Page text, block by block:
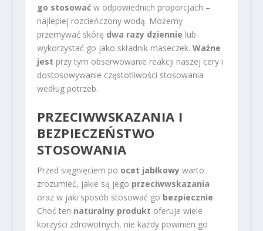
go stosowaćw odpowiednich proporcjach –
najlepiej rozcieńczony wodą. Możemy
przemywać skórę dwa razy dziennie lub
wykorzystać go jako składnik maseczek. Ważne
jest przy tym obserwowanie reakcji naszej cery i
dostosowywanie częstotliwości stosowania
według potrzeb.
PRZECIWWSKAZANIA I
BEZPIECZEŃSTWO
STOSOWANIA
Przed sięgnięciem po ocet jabłkowywarto
zrozumieć, jakie są jego przeciwwskazania
oraz w jaki sposób stosować go bezpiecznie.
Choć ten naturalny produkt oferuje wiele
korzyści zdrowotnych, nie każdy powinien go